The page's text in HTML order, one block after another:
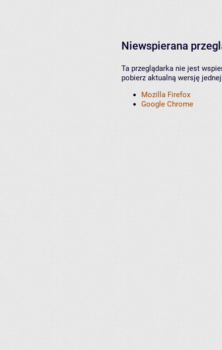
Niewspierana
Ta przeglądarka nie jest
pobierz aktualną wersję
Mozilla Firefox
Google Chrome